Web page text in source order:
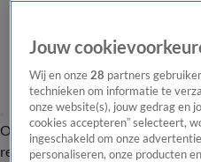
Overzicht Laatste nieuws Regionieuws
redactie
Jouw
Wij en onze28 partners
technieken om informatie te
onze website(s), jouw gedrag en
cookies accepteren” selecteert,
ingeschakeld om onze
personaliseren, onze producten